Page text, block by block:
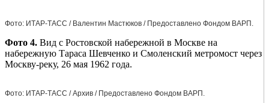
Фото: ИТАР-ТАСС / Валентин Мастюков / Предоставлено Фондом ВАРП.
Фото 4. Вид с Ростовской набережной в Москве на
набережную Тараса Шевченко и Смоленский метромост через
Москву-реку, 26 мая 1962 года.
Фото: ИТАР-ТАСС / Архив / Предоставлено Фондом ВАРП.